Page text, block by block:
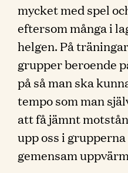
mycket med spel
eftersom många i
helgen. På
grupper beroende
på så man ska
tempo som man
att få jämnt
upp oss i
gemensam